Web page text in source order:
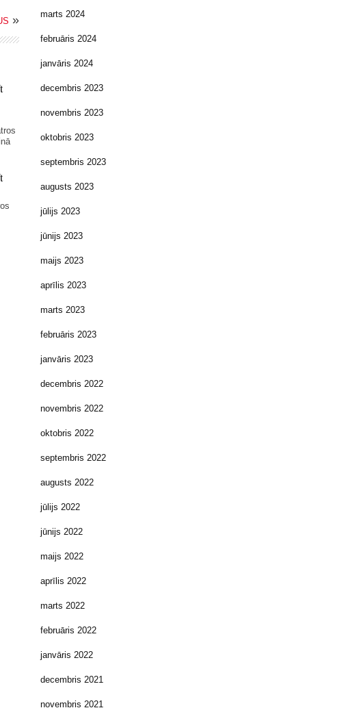
» marts 2024
februāris 2024
janvāris 2024
decembris 2023
novembris 2023
oktobris 2023
septembris 2023
augusts 2023
jūlijs 2023
jūnijs 2023
maijs 2023
aprīlis 2023
marts 2023
februāris 2023
janvāris 2023
decembris 2022
novembris 2022
oktobris 2022
septembris 2022
augusts 2022
jūlijs 2022
jūnijs 2022
maijs 2022
aprīlis 2022
marts 2022
februāris 2022
janvāris 2022
decembris 2021
novembris 2021